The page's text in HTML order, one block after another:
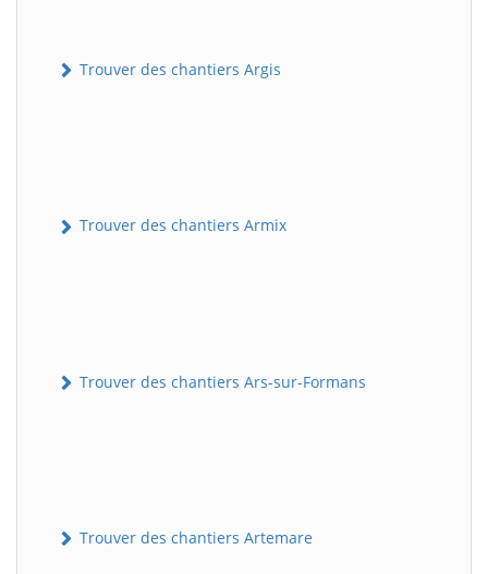
Trouver des chantiers Argis
Trouver des chantiers Armix
Trouver des chantiers Ars-sur-Formans
Trouver des chantiers Artemare